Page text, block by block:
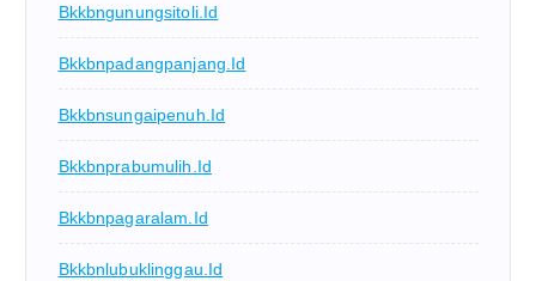
Bkkbngunungsitoli.id
Bkkbnpadangpanjang.id
Bkkbnsungaipenuh.id
Bkkbnprabumulih.id
Bkkbnpagaralam.id
Bkkbnlubuklinggau.id